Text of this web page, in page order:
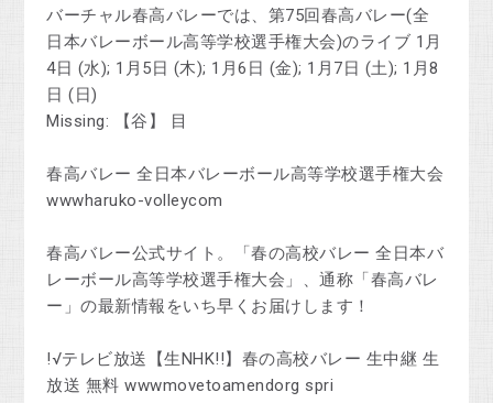
バーチャル春高バレーでは、第75回春高バレー(全
日本バレーボール高等学校選手権大会)のライブ 1月
4日 (水); 1月5日 (木); 1月6日 (金); 1月7日 (土); 1月8
日 (日)
Missing: 【谷】 ‎目
春高バレー 全日本バレーボール高等学校選手権大会
wwwharuko-volleycom
春高バレー公式サイト。「春の高校バレー 全日本バ
レーボール高等学校選手権大会」、通称「春高バレ
ー」の最新情報をいち早くお届けします！
!√テレビ放送【生NHK!!】春の高校バレー 生中継 生
放送 無料 wwwmovetoamendorg spri